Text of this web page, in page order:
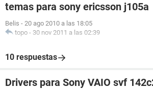
temas para sony ericsson j105a
Belis - 20 ago 2010 a las 18:05
topo - 30 nov 2011 a las 02:39
10 respuestas
Drivers para Sony VAIO svf